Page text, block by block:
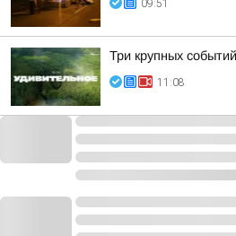
09:51
Три крупных
11:08